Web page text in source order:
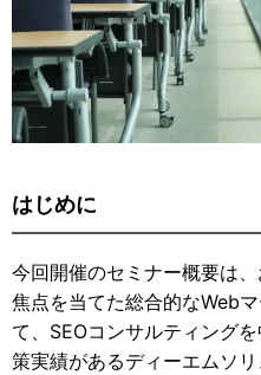
はじめに
今回開催のセミナー概要は
焦点を当てた総合的なWeb
て、SEOコンサルティング
策実績があるディーエムソ